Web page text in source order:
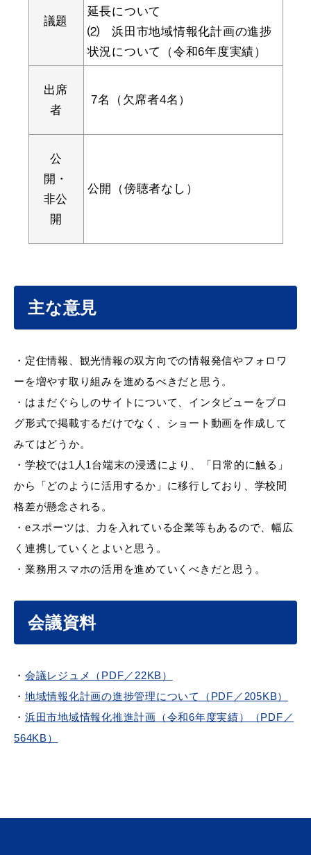
引っ越し・住まい 就職・退職
高齢者・介護 おくやみ
目的から探す
届出・証明
ごみ・リサイクル 支援・助成制度
各種相談窓口 入札
防災・消防
公共交通・
公共施設
便利なサービス
気象情報リンク集
議題
延長について
⑵ 浜田市地域情報化計画の進捗
状況について（令和6年度実績）
出席
者
7名（欠席者4名）
公
開・
非公
開
公開（傍聴者なし）
主な意見
・定住情報、観光情報の双方向での情報発信やフォロワ
ーを増やす取り組みを進めるべきだと思う。
・はまだぐらしのサイトについて、インタビューをブロ
グ形式で掲載するだけでなく、ショート動画を作成して
みてはどうか。
・学校では1人1台端末の浸透により、「日常的に触る」
から「どのように活用するか」に移行しており、学校間
格差が懸念される。
・eスポーツは、力を入れている企業等もあるので、幅広
く連携していくとよいと思う。
・業務用スマホの活用を進めていくべきだと思う。
会議資料
・ 会議レジュメ（PDF／22KB）
・ 地域情報化計画の進捗管理について（PDF／205KB）
・ 浜田市地域情報化推進計画（令和6年度実績）（PDF／
564KB）